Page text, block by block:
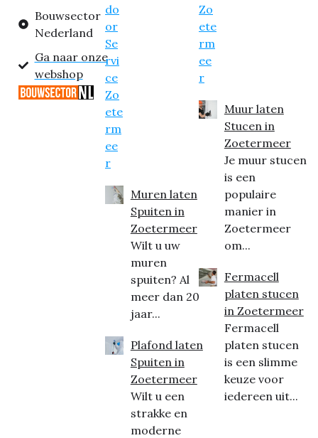
Bouwsector
Nederland
Ga naar onze
webshop
Muren laten
Spuiten in
Zoetermeer
Wilt u uw
muren
spuiten? Al
meer dan 20
jaar...
Plafond laten
Spuiten in
Zoetermeer
Wilt u een
strakke en
moderne
Muur laten
Stucen in
Zoetermeer
Je muur stucen
is een
populaire
manier in
Zoetermeer
om...
Fermacell
platen stucen
in Zoetermeer
Fermacell
platen stucen
is een slimme
keuze voor
iedereen uit...